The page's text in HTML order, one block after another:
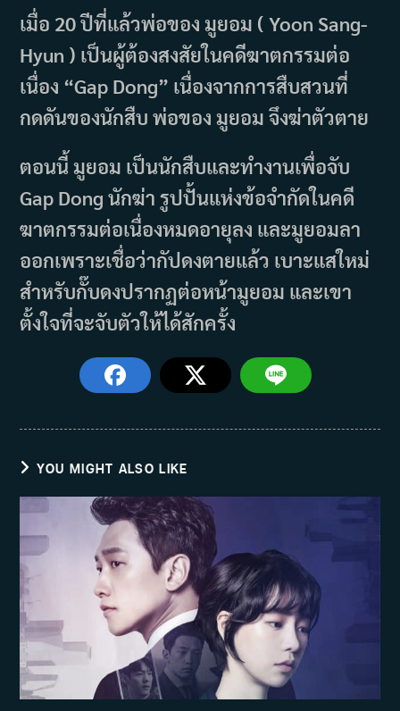
เมื่อ 20 ปีที่แล้วพ่อของ มูยอม ( Yoon Sang-
Hyun ) เป็นผู้ต้องสงสัยในคดีฆาตกรรมต่อ
เนื่อง “Gap Dong” เนื่องจากการสืบสวนที่
กดดันของนักสืบ พ่อของ มูยอม จึงฆ่าตัวตาย
ตอนนี้ มูยอม เป็นนักสืบและทำงานเพื่อจับ
Gap Dong นักฆ่า รูปปั้นแห่งข้อจำกัดในคดี
ฆาตกรรมต่อเนื่องหมดอายุลง และมูยอมลา
ออกเพราะเชื่อว่ากัปดงตายแล้ว เบาะแสใหม่
สำหรับกั๊บดงปรากฏต่อหน้ามูยอม และเขา
ตั้งใจที่จะจับตัวให้ได้สักครั้ง
YOU MIGHT ALSO LIKE